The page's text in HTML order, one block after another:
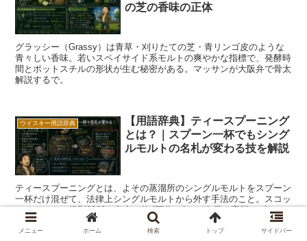
の芝の香味の正体
グラッシー（Grassy）は青草・刈りたての芝・青リンゴ皮のような
青々しい香味。若いスペイサイド系モルトの爽やかな指標で、発酵時
間とポットスチルの形状が生む秘密がある。マッサンが大阪弁で骨太
解説するで。
ウイスキー用語辞典
【用語辞典】ティースプーニング
とは？｜スプーン一杯でもシング
ルモルトの名札が変わる技を解説
ティースプーニングとは、よその蒸溜所のシングルモルトをスプーン
一杯だけ混ぜて、法律上シングルモルトから外す手法のこと。スコッ
チウイスキー規則2009の条文、約4万分の1という量の実態、ブラン
ド保護という目的、バーンサイド・ウィリアムソン・ウエストポート
など暗号名の実例まで、マッサンがやさしく解説するで。
メニュー ホーム 検索 トップ サイドバー